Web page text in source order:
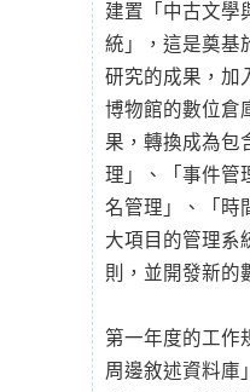
建置「中古文學
統」，這是奠基
研究的成果，加
博物館的數位倉
果，轉換成為包
理」、「事件管
名管理」、「時
大項目的管理系
則，並開發新的
第一年度的工作
周邊敘述資料庫